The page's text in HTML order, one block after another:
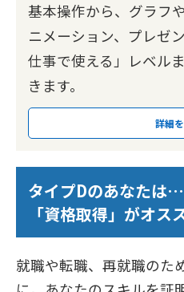
基本操作から、グラフ
ニメーション、プレゼ
仕事で使える」レベル
きます。
詳細
タイプDのあなたは
「資格取得」がオス
就職や転職、再就職のた